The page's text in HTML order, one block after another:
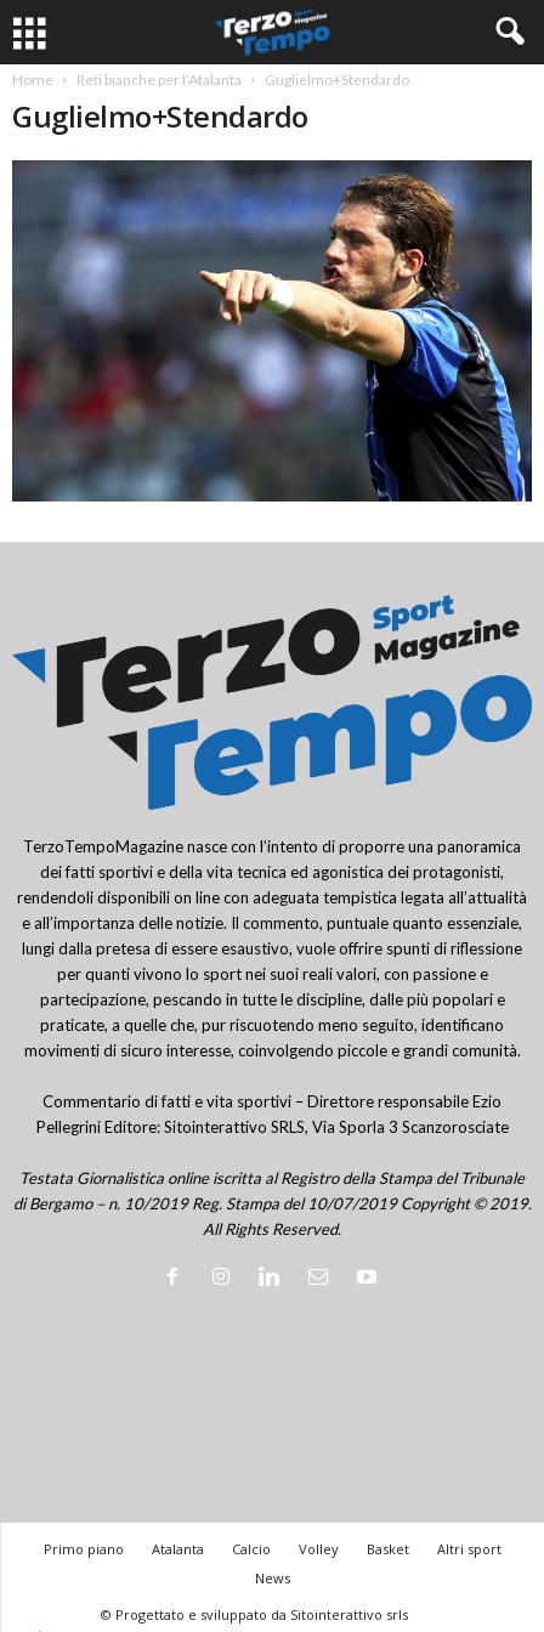
Home Reti bianche per l’Atalanta Guglielmo+Stendardo
Guglielmo+Stendardo
TerzoTempoMagazine nasce con l’intento di proporre una panoramica
dei fatti sportivi e della vita tecnica ed agonistica dei protagonisti,
rendendoli disponibili on line con adeguata tempistica legata all’attualità
e all’importanza delle notizie. Il commento, puntuale quanto essenziale,
lungi dalla pretesa di essere esaustivo, vuole offrire spunti di riflessione
per quanti vivono lo sport nei suoi reali valori, con passione e
partecipazione, pescando in tutte le discipline, dalle più popolari e
praticate, a quelle che, pur riscuotendo meno seguito, identificano
movimenti di sicuro interesse, coinvolgendo piccole e grandi comunità.
Commentario di fatti e vita sportivi – Direttore responsabile Ezio
Pellegrini Editore: Sitointerattivo SRLS, Via Sporla 3 Scanzorosciate
Testata Giornalistica online iscritta al Registro della Stampa del Tribunale
di Bergamo – n. 10/2019 Reg. Stampa del 10/07/2019 Copyright © 2019.
All Rights Reserved.
Primo piano Atalanta Calcio Volley Basket
Altri sport
News
© Progettato e sviluppato da Sitointerattivo srls